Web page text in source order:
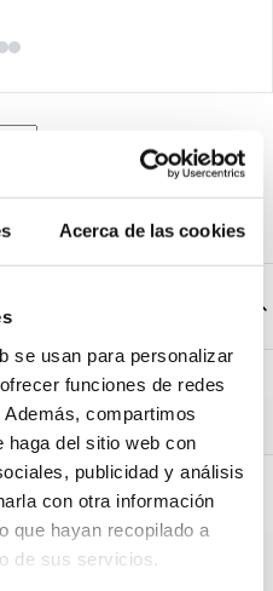
Acerca de las cookies
se usan para personalizar
funciones de redes
compartimos
haga del sitio web con
publicidad y análisis
con otra información
que hayan recopilado a
de sus servicios.
Descargar
Descargar
Vista 3D